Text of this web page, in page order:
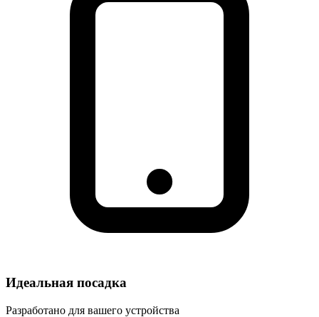
Идеальная посадка
Разработано для вашего устройства